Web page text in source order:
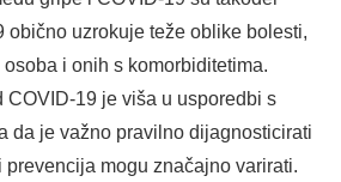
obično uzrokuje teže oblike bolesti,
i onih s komorbiditetima.
COVID-19 je viša u usporedbi s
da je važno pravilno dijagnosticirati
prevencija mogu značajno varirati.